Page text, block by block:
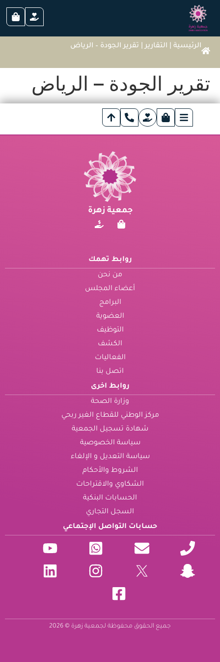
الرئيسية التقارير| تقرير الجودة – الرياض
تقرير الجودة – الرياض
جمعية زهرة
روابط تهمك
من نحن
أعضاء المجلس
البرامج
العضوية
التوظيف
الكشف
الفعاليات
اتصل بنا
روابط اخرى
وزارة الصحة
مركز الوطني للقطاع الغير ربحي
شهادة تسجيل الجمعية
سياسة الخصوصية
سياسة التعديل و الإلغاء
الشروط والأحكام
الشكاوي والاقتراحات
الحسابات البنكية
السجل التجاري
حسابات التواصل الإجتماعي
جميع الحقوق محفوظة لجمعية زهرة © 2026